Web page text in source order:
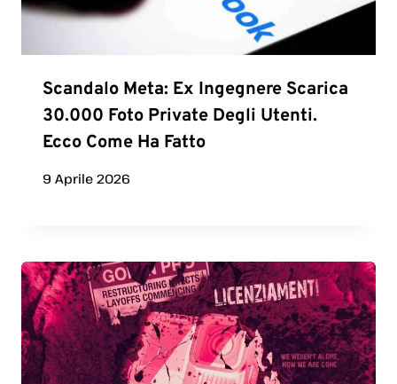
Scandalo Meta: Ex Ingegnere Scarica
30.000 Foto Private Degli Utenti.
Ecco Come Ha Fatto
9 Aprile 2026